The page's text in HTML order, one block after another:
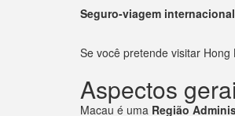
Seguro-viagem internacional
Se você pretende visitar
Aspectos
Macau é uma Região